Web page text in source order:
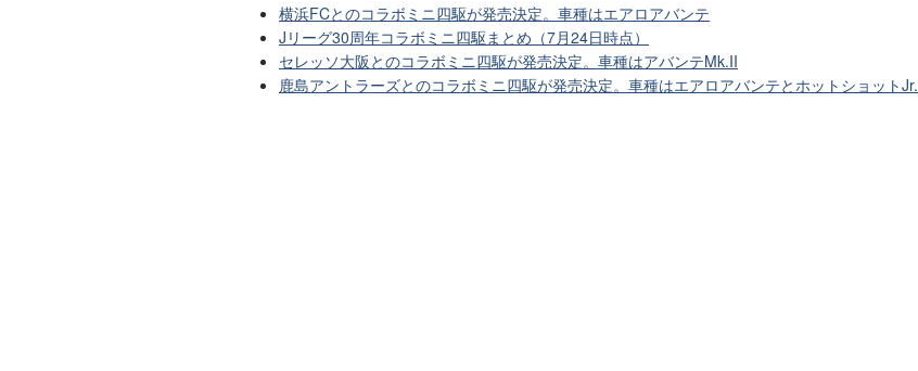
横浜FCとのコラボミニ四駆が発売決定。車種はエアロアバンテ
Jリーグ30周年コラボミニ四駆まとめ（7月24日時点）
セレッソ大阪とのコラボミニ四駆が発売決定。車種はアバンテMk.II
鹿島アントラーズとのコラボミニ四駆が発売決定。車種はエアロアバンテとホットショットJr.